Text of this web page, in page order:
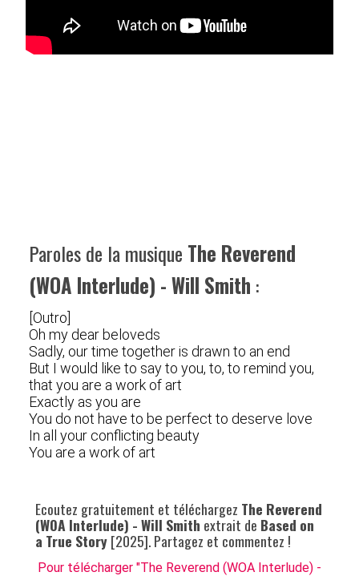
Paroles de la musique The Reverend
(WOA Interlude) - Will Smith :
[Outro]
Oh my dear beloveds
Sadly, our time together is drawn to an end
But I would like to say to you, to, to remind you,
that you are a work of art
Exactly as you are
You do not have to be perfect to deserve love
In all your conflicting beauty
You are a work of art
Ecoutez gratuitement et téléchargez The Reverend
(WOA Interlude) - Will Smith extrait de Based on
a True Story[2025]. Partagez et commentez !
Pour télécharger "The Reverend (WOA Interlude) -